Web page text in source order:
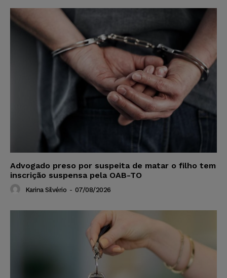
Advogado preso por suspeita de matar o filho tem
inscrição suspensa pela OAB-TO
Karina Silvério - 07/08/2026